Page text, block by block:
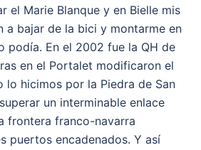
el Marie Blanque y en Bielle mis
a bajar de la bici y montarme en
podía. En el 2002 fue la QH de
en el Portalet modificaron el
lo hicimos por la Piedra de San
un interminable enlace
frontera franco-navarra
puertos encadenados. Y así